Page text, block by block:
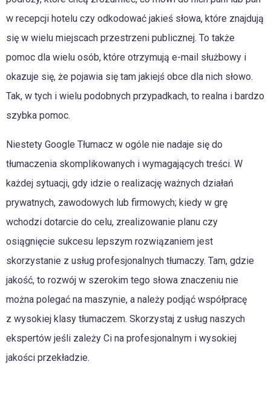
w recepcji hotelu czy odkodować jakieś słowa, które znajdują
się w wielu miejscach przestrzeni publicznej. To także
pomoc dla wielu osób, które otrzymują e-mail służbowy i
okazuje się, że pojawia się tam jakiejś obce dla nich słowo.
Tak, w tych i wielu podobnych przypadkach, to realna i bardzo
szybka pomoc.
Niestety Google Tłumacz w ogóle nie nadaje się do
tłumaczenia skomplikowanych i wymagających treści. W
każdej sytuacji, gdy idzie o realizację ważnych działań
prywatnych, zawodowych lub firmowych; kiedy w grę
wchodzi dotarcie do celu, zrealizowanie planu czy
osiągnięcie sukcesu lepszym rozwiązaniem jest
skorzystanie z usług profesjonalnych tłumaczy. Tam, gdzie
jakość, to rozwój w szerokim tego słowa znaczeniu nie
można polegać na maszynie, a należy podjąć współpracę
z wysokiej klasy tłumaczem. Skorzystaj z usług naszych
ekspertów jeśli zależy Ci na profesjonalnym i wysokiej
jakości przekładzie.